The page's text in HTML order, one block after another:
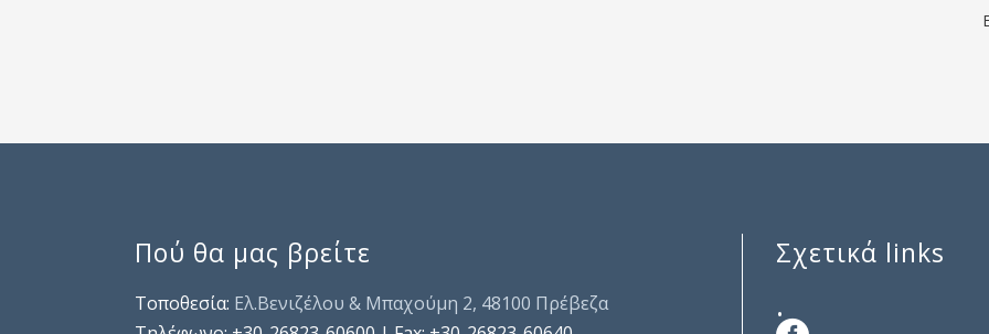
Πού θα μας βρείτε
Τοποθεσία: Ελ.Βενιζέλου & Μπαχούμη 2, 48100 Πρέβεζα
Σχετικά links
.